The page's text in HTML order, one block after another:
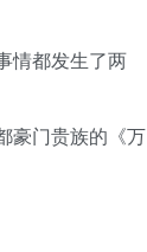
情都发生了两
豪门贵族的《万